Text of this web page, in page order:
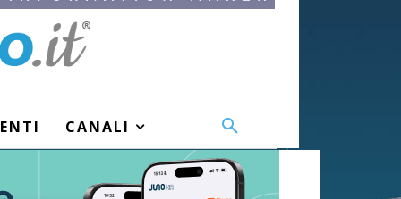
CANALI